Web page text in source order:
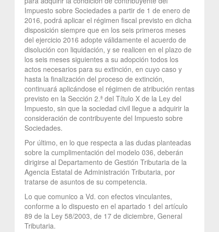
Impuesto sobre Sociedades a partir de 1 de enero de
2016, podrá aplicar el régimen fiscal previsto en dicha
disposición siempre que en los seis primeros meses
del ejercicio 2016 adopte válidamente el acuerdo de
disolución con liquidación, y se realicen en el plazo de
los seis meses siguientes a su adopción todos los
actos necesarios para su extinción, en cuyo caso y
hasta la finalización del proceso de extinción,
continuará aplicándose el régimen de atribución rentas
previsto en la Sección 2.ª del Título X de la Ley del
Impuesto, sin que la sociedad civil llegue a adquirir la
consideración de contribuyente del Impuesto sobre
Sociedades.
Por último, en lo que respecta a las dudas planteadas
sobre la cumplimentación del modelo 036, deberán
dirigirse al Departamento de Gestión Tributaria de la
Agencia Estatal de Administración Tributaria, por
tratarse de asuntos de su competencia.
Lo que comunico a Vd. con efectos vinculantes,
conforme a lo dispuesto en el apartado 1 del artículo
89 de la Ley 58/2003, de 17 de diciembre, General
Tributaria.